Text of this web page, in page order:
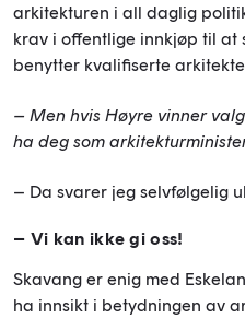
arkitekturen i all daglig
krav i offentlige innkjøp til at
benytter kvalifiserte
– Men hvis Høyre vinner
ha deg som
– Da svarer jeg selvfølgelig
– Vi kan ikke gi oss!
Skavang er enig med
ha innsikt i betydningen av